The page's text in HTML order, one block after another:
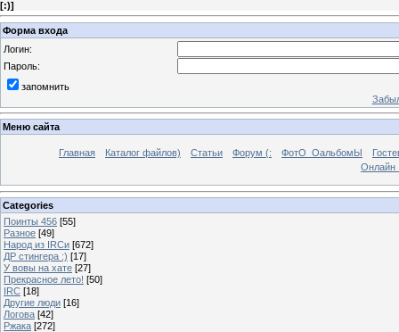
[:)]
Форма входа
Логин:
Пароль:
запомнить
Меню сайта
Главная Каталог файлов) Статьи Форум (: ФотО_ОальбомЫ
Онлайн
Categories
Поинты 456 [55]
Разное [49]
Народ из IRCи [672]
ДР стингера :) [17]
У вовы на хате [27]
Прекрасное лето! [50]
IRC [18]
Другие люди [16]
Логова [42]
Ржака [272]